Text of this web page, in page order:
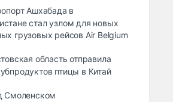
Ашхабада в
стал узлом для новых
грузовых рейсов Air Belgium
область отправила
птицы в Китай
Смоленском